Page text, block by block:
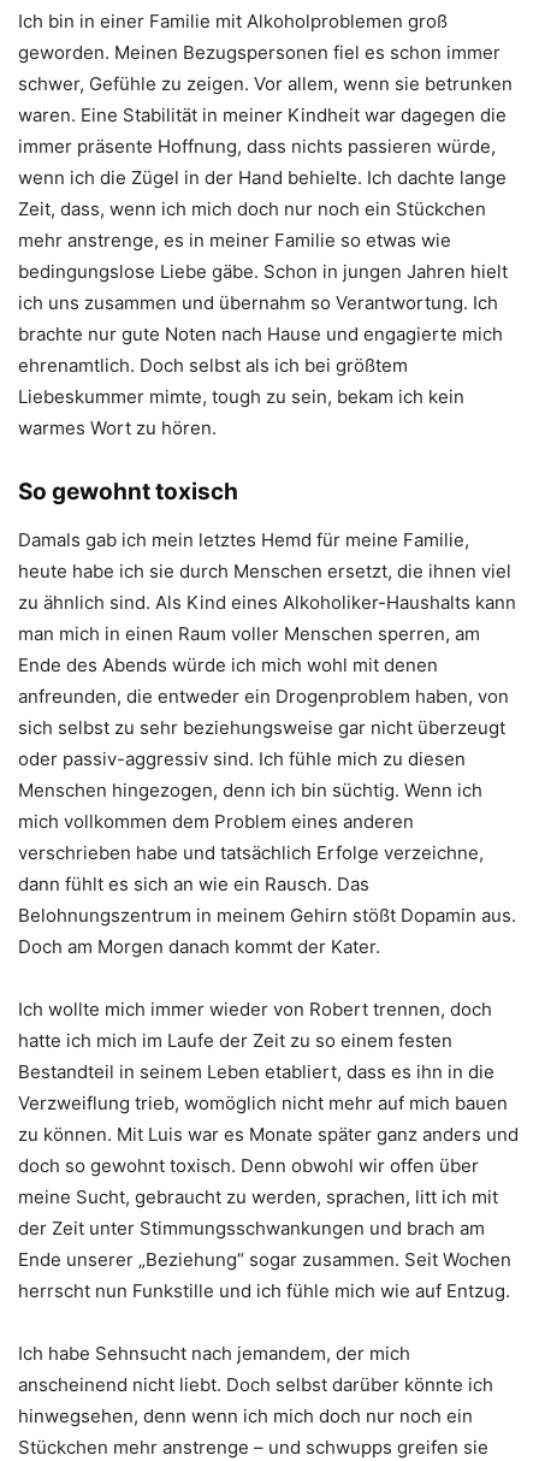
Ich bin in einer Familie mit Alkoholproblemen groß
geworden. Meinen Bezugspersonen fiel es schon immer
schwer, Gefühle zu zeigen. Vor allem, wenn sie betrunken
waren. Eine Stabilität in meiner Kindheit war dagegen die
immer präsente Hoffnung, dass nichts passieren würde,
wenn ich die Zügel in der Hand behielte. Ich dachte lange
Zeit, dass, wenn ich mich doch nur noch ein Stückchen
mehr anstrenge, es in meiner Familie so etwas wie
bedingungslose Liebe gäbe. Schon in jungen Jahren hielt
ich uns zusammen und übernahm so Verantwortung. Ich
brachte nur gute Noten nach Hause und engagierte mich
ehrenamtlich. Doch selbst als ich bei größtem
Liebeskummer mimte, tough zu sein, bekam ich kein
warmes Wort zu hören.
So gewohnt toxisch
Damals gab ich mein letztes Hemd für meine Familie,
heute habe ich sie durch Menschen ersetzt, die ihnen viel
zu ähnlich sind. Als Kind eines Alkoholiker-Haushalts kann
man mich in einen Raum voller Menschen sperren, am
Ende des Abends würde ich mich wohl mit denen
anfreunden, die entweder ein Drogenproblem haben, von
sich selbst zu sehr beziehungsweise gar nicht überzeugt
oder passiv-aggressiv sind. Ich fühle mich zu diesen
Menschen hingezogen, denn ich bin süchtig. Wenn ich
mich vollkommen dem Problem eines anderen
verschrieben habe und tatsächlich Erfolge verzeichne,
dann fühlt es sich an wie ein Rausch. Das
Belohnungszentrum in meinem Gehirn stößt Dopamin aus.
Doch am Morgen danach kommt der Kater.
Ich wollte mich immer wieder von Robert trennen, doch
hatte ich mich im Laufe der Zeit zu so einem festen
Bestandteil in seinem Leben etabliert, dass es ihn in die
Verzweiflung trieb, womöglich nicht mehr auf mich bauen
zu können. Mit Luis war es Monate später ganz anders und
doch so gewohnt toxisch. Denn obwohl wir offen über
meine Sucht, gebraucht zu werden, sprachen, litt ich mit
der Zeit unter Stimmungsschwankungen und brach am
Ende unserer „Beziehung“ sogar zusammen. Seit Wochen
herrscht nun Funkstille und ich fühle mich wie auf Entzug.
Ich habe Sehnsucht nach jemandem, der mich
anscheinend nicht liebt. Doch selbst darüber könnte ich
hinwegsehen, denn wenn ich mich doch nur noch ein
Stückchen mehr anstrenge – und schwupps greifen sie